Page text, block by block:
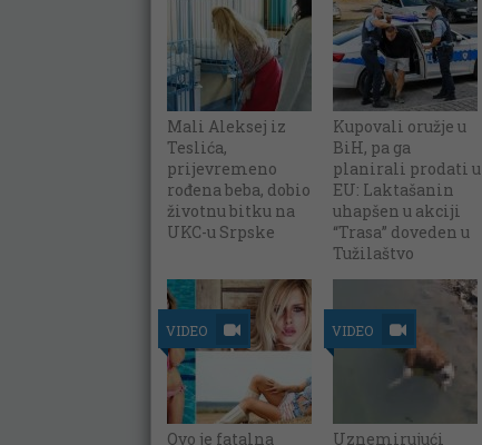
Mali Aleksej iz
Teslića,
prijevremeno
rođena beba, dobio
životnu bitku na
UKC-u Srpske
Kupovali oružje u
BiH, pa ga
planirali prodati u
EU: Laktašanin
uhapšen u akciji
“Trasa” doveden u
Tužilaštvo
VIDEO
Ovo je fatalna
VIDEO
Uznemirujući